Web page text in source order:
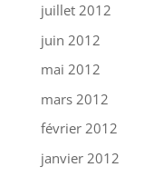
juillet 2012
juin 2012
mai 2012
mars 2012
février 2012
janvier 2012